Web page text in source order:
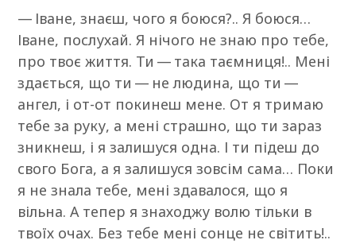
— Іване, знаєш, чого я боюся?.. Я боюся…
Іване, послухай. Я нічого не знаю про тебе,
про твоє життя. Ти — така таємниця!.. Мені
здається, що ти — не людина, що ти —
ангел, і от-от покинеш мене. От я тримаю
тебе за руку, а мені страшно, що ти зараз
зникнеш, і я залишуся одна. І ти підеш до
свого Бога, а я залишуся зовсім сама… Поки
я не знала тебе, мені здавалося, що я
вільна. А тепер я знаходжу волю тільки в
твоїх очах. Без тебе мені сонце не світить!..